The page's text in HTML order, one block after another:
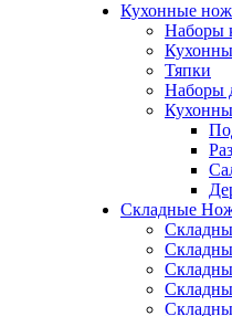
Кухонные
Наборы
Тяпки
Наборы
Складные